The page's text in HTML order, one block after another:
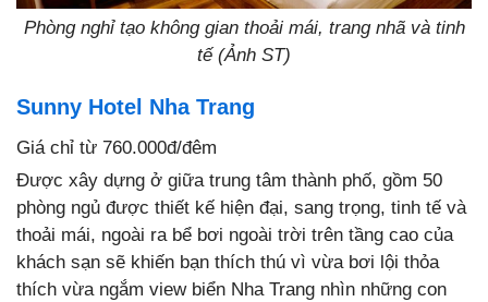
Phòng nghỉ tạo không gian thoải mái, trang nhã và tinh
tế (Ảnh ST)
Sunny Hotel Nha Trang
Giá chỉ từ 760.000đ/đêm
Được xây dựng ở giữa trung tâm thành phố, gồm 50
phòng ngủ được thiết kế hiện đại, sang trọng, tinh tế và
thoải mái, ngoài ra bể bơi ngoài trời trên tầng cao của
khách sạn sẽ khiến bạn thích thú vì vừa bơi lội thỏa
thích vừa ngắm view biển Nha Trang nhìn những con